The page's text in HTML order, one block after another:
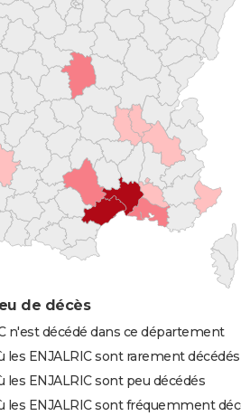
de décès
n'est décédé dans ce département
ENJALRIC sont rarement décédés
ENJALRIC sont peu décédés
les ENJALRIC sont fréquemment